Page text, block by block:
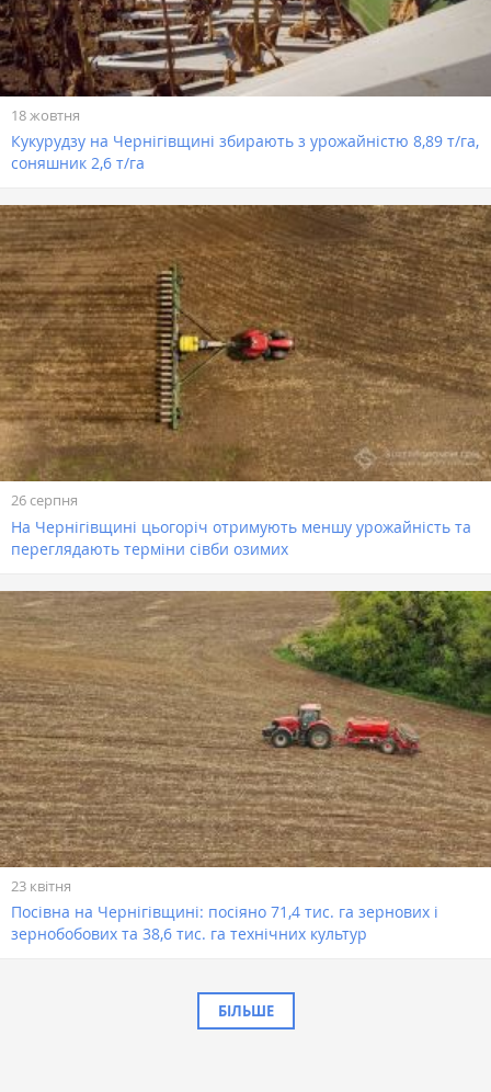
18 жовтня
Кукурудзу на Чернігівщині збирають з урожайністю 8,89 т/га,
соняшник 2,6 т/га
26 серпня
На Чернігівщині цьогоріч отримують меншу урожайність та
переглядають терміни сівби озимих
23 квітня
Посівна на Чернігівщині: посіяно 71,4 тис. га зернових і
зернобобових та 38,6 тис. га технічних культур
БІЛЬШЕ